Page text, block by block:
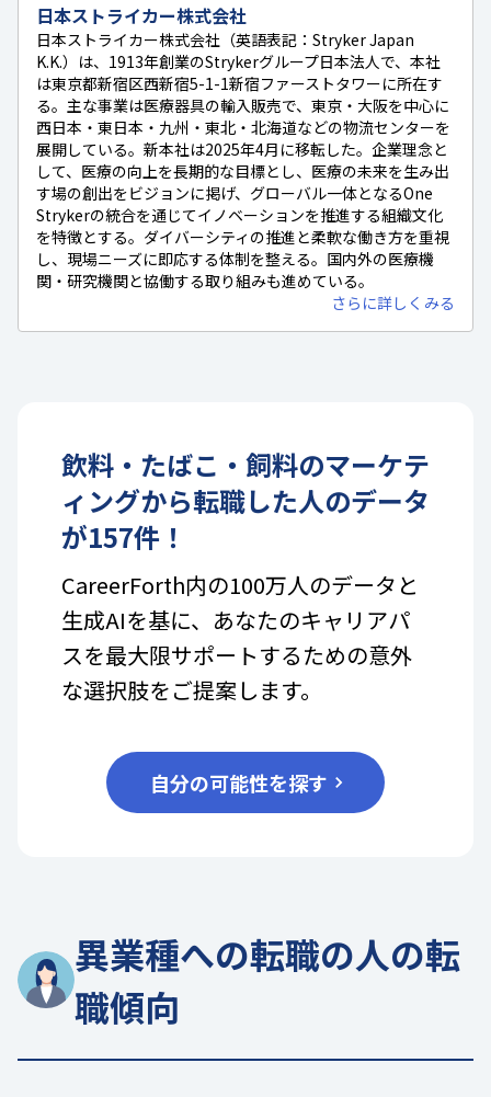
日本ストライカー株式会社
日本ストライカー株式会社（英語表記：Stryker Japan
K.K.）は、1913年創業のStrykerグループ日本法人で、本社
は東京都新宿区西新宿5-1-1新宿ファーストタワーに所在す
る。主な事業は医療器具の輸入販売で、東京・大阪を中心に
西日本・東日本・九州・東北・北海道などの物流センターを
展開している。新本社は2025年4月に移転した。企業理念と
して、医療の向上を長期的な目標とし、医療の未来を生み出
す場の創出をビジョンに掲げ、グローバル一体となるOne
Strykerの統合を通じてイノベーションを推進する組織文化
を特徴とする。ダイバーシティの推進と柔軟な働き方を重視
し、現場ニーズに即応する体制を整える。国内外の医療機
関・研究機関と協働する取り組みも進めている。
さらに詳しくみる
飲料・たばこ・飼料のマーケテ
ィングから転職した人のデータ
が157件！
CareerForth内の100万人のデータと
生成AIを基に、あなたのキャリアパ
スを最大限サポートするための意外
な選択肢をご提案します。
自分の可能性を探す
異業種への転職の人の転
職傾向